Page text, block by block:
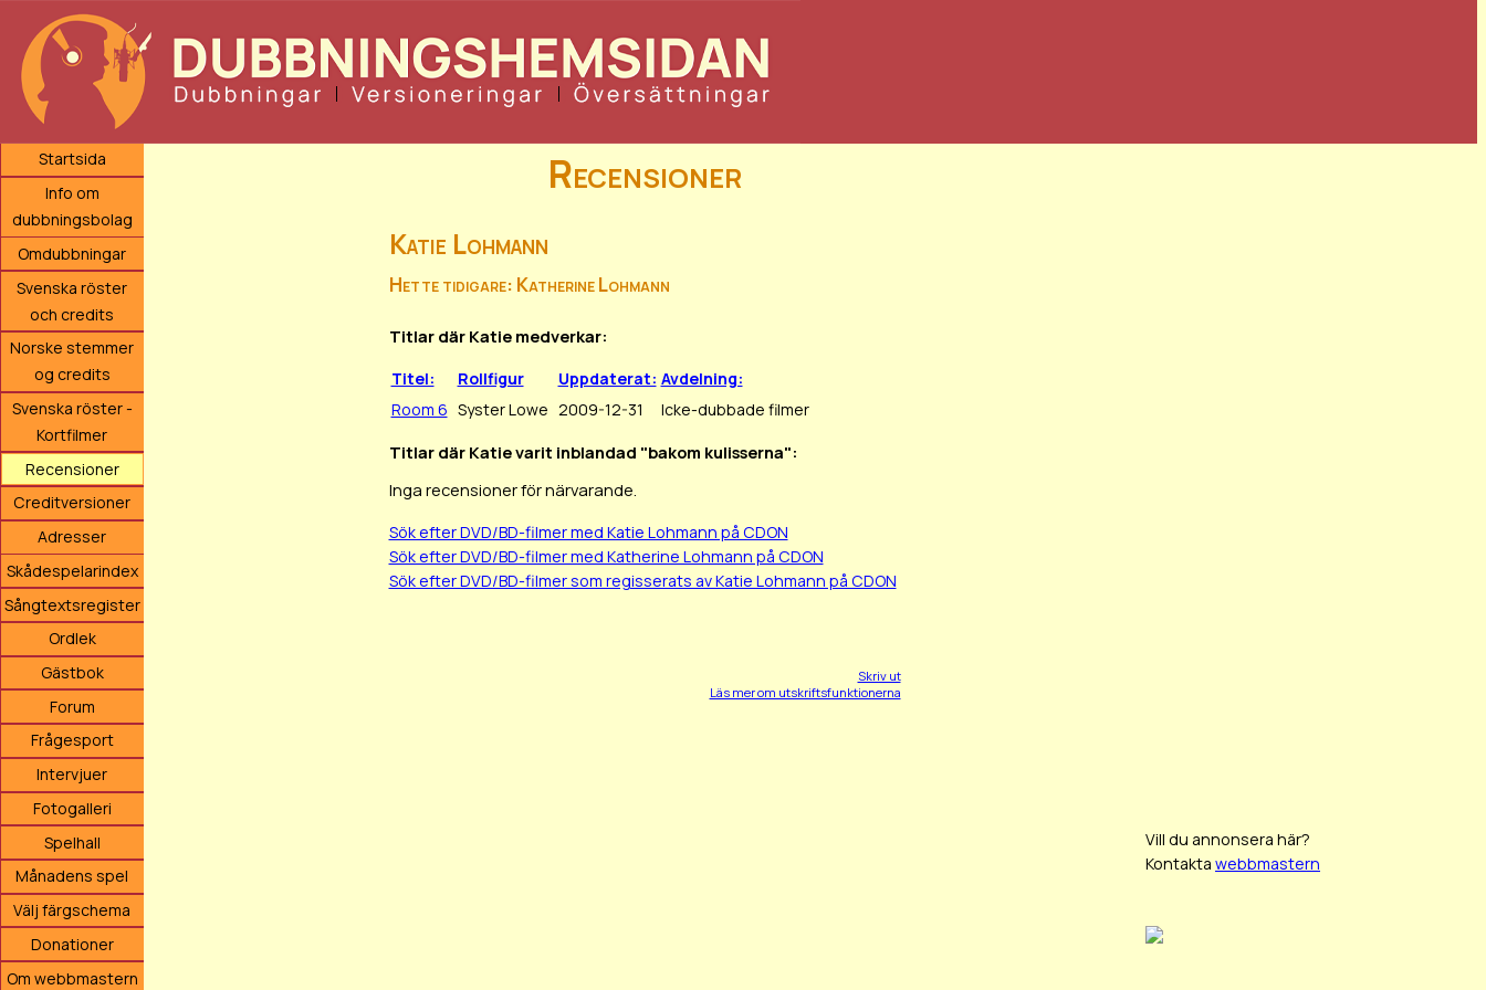
Startsida
Info om
dubbningsbolag
Omdubbningar
Svenska röster
och credits
Norske stemmer
og credits
Svenska röster -
Kortfilmer
Recensioner
Creditversioner
Adresser
Skådespelarindex
Sångtextsregister
Ordlek
Gästbok
Forum
Frågesport
Intervjuer
Fotogalleri
Spelhall
Månadens spel
Välj färgschema
Donationer
Om webbmastern
Recensioner
Katie Lohmann
Hette tidigare: Katherine Lohmann
Titlar där Katie medverkar:
Titel: Rollfigur Uppdaterat: Avdelning:
Room 6 Syster Lowe 2009-12-31 Icke-dubbade filmer
Titlar där Katie varit inblandad "bakom kulisserna":
Inga recensioner för närvarande.
Sök efter DVD/BD-filmer med Katie Lohmann på CDON
Sök efter DVD/BD-filmer med Katherine Lohmann på CDON
Sök efter DVD/BD-filmer som regisserats av Katie Lohmann på CDON
Skriv ut
Läs mer om utskriftsfunktionerna
Vill du annonsera här?
Kontakta webbmastern